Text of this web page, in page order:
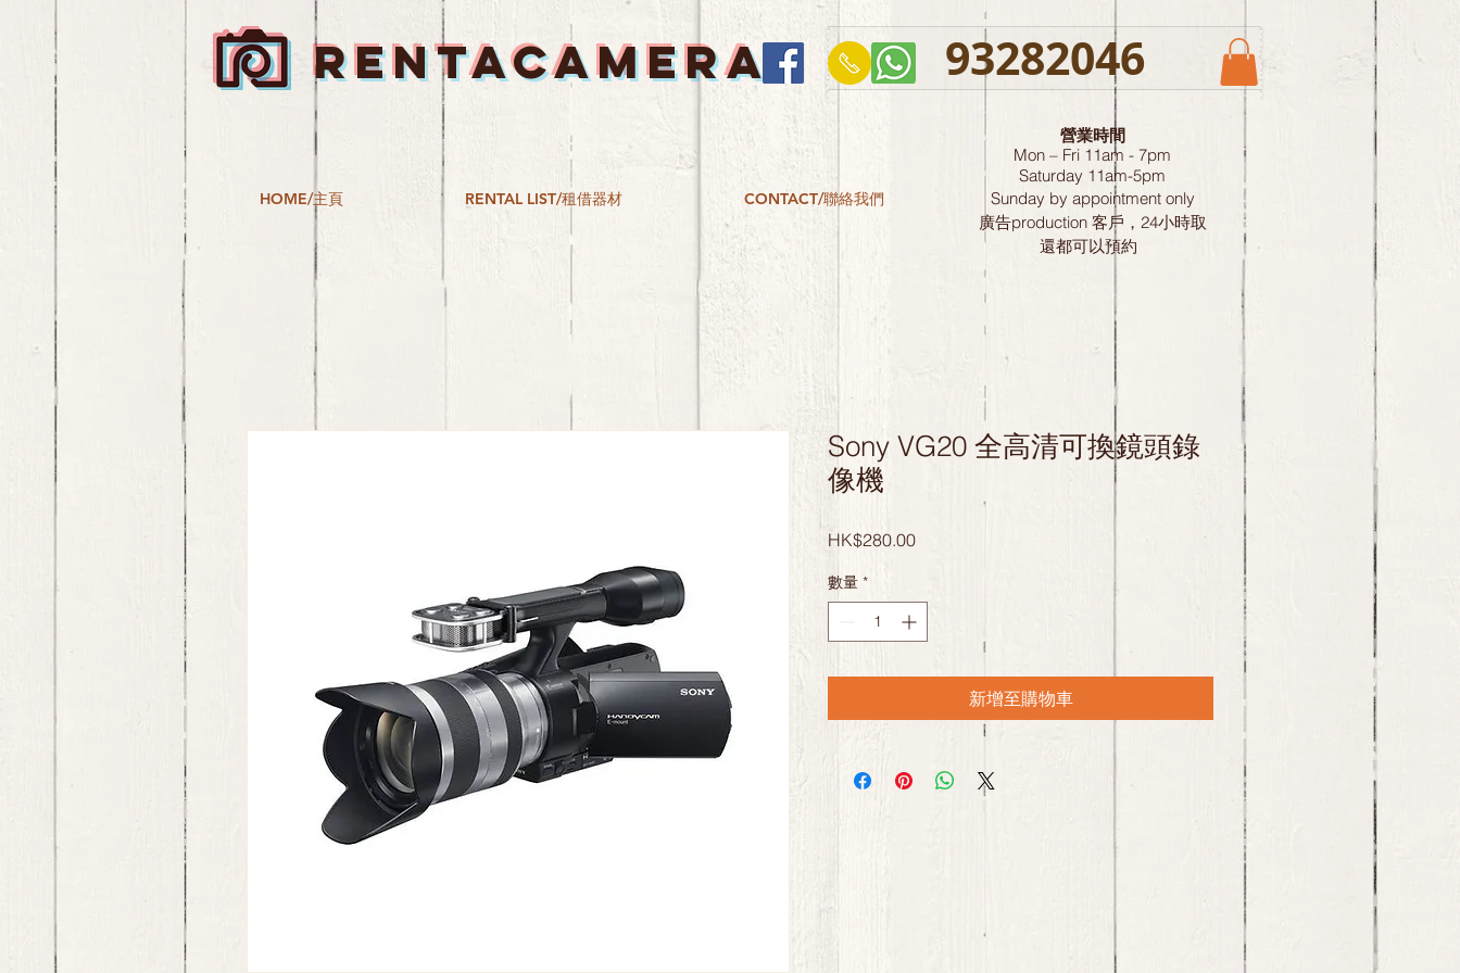
RENTACAMERA 93282046
HOME/主頁 RENTAL LIST/租借器材 CONTACT/聯絡我們
營業時間
Mon – Fri 11am - 7pm
Saturday 11am-5pm
Sunday by appointment only
廣告production 客戶，24小時取
還都可以預約
Sony VG20 全高清可換鏡頭錄
像機
HK$280.00價
數量 *
新增至購物車